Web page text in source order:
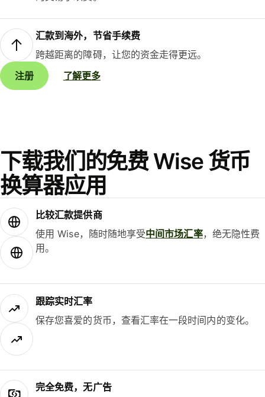
汇款到海外，节省手续费
跨越距离的障碍，让您的资金走得更远。
注册
了解更多
下载我们的免费 Wise 货币
换算器应用
比较汇款提供商
使用 Wise，随时随地享受中间市场汇率，绝无隐性费
用。
跟踪实时汇率
保存您喜爱的货币，查看汇率在一段时间内的变化。
完全免费，无广告